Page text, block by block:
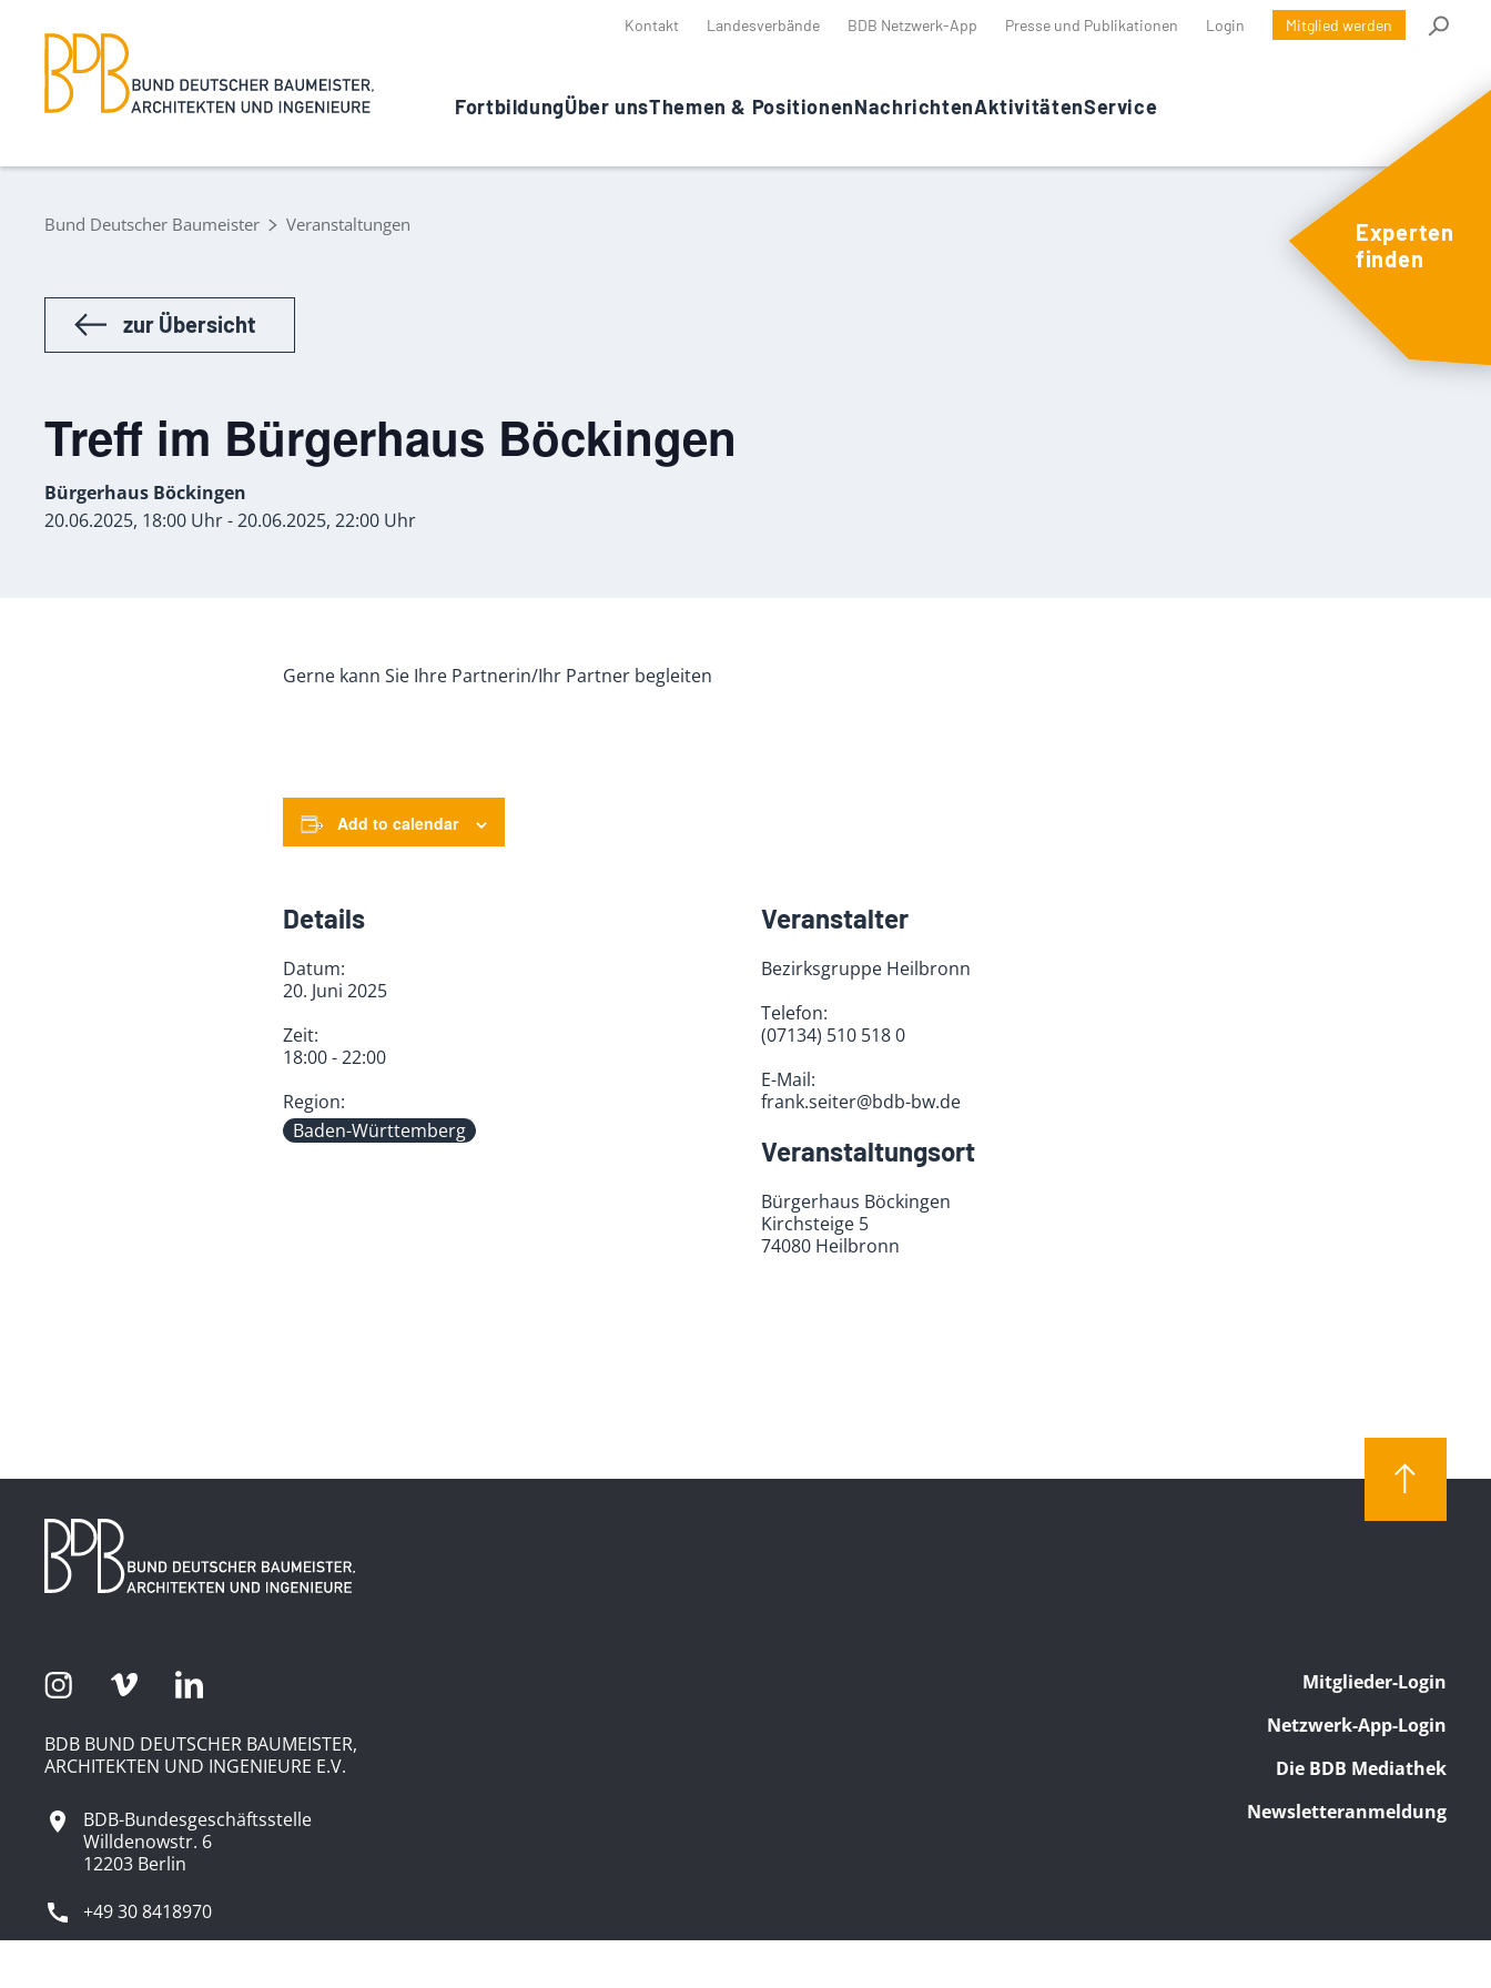
Kontakt Landesverbände BDB Netzwerk-App Presse und Publikationen Login Mitglied werden
FortbildungÜber unsThemen & PositionenNachrichtenAktivitätenService
Experten
finden
Bund Deutscher Baumeister Veranstaltungen
zur Übersicht
Treff im Bürgerhaus Böckingen
Bürgerhaus Böckingen
20.06.2025, 18:00 Uhr - 20.06.2025, 22:00 Uhr
Gerne kann Sie Ihre Partnerin/Ihr Partner begleiten
Add to calendar
Details
Datum:
20. Juni 2025
Zeit:
18:00 - 22:00
Region:
Baden-Württemberg
Veranstalter
Bezirksgruppe Heilbronn
Telefon:
(07134) 510 518 0
E-Mail:
frank.seiter@bdb-bw.de
Veranstaltungsort
Bürgerhaus Böckingen
Kirchsteige 5
74080 Heilbronn
BDB BUND DEUTSCHER BAUMEISTER,
ARCHITEKTEN UND INGENIEURE E.V.
BDB-Bundesgeschäftsstelle
Willdenowstr. 6
12203 Berlin
+49 30 8418970
Mitglieder-Login
Netzwerk-App-Login
Die BDB Mediathek
Newsletteranmeldung